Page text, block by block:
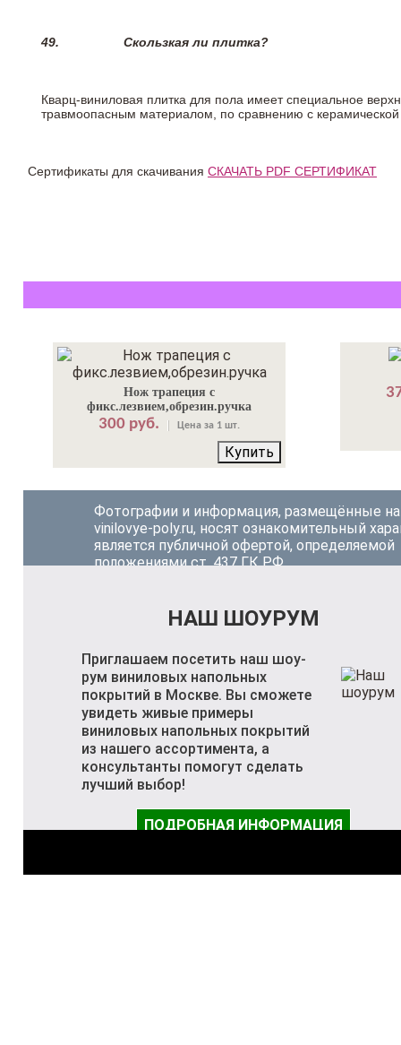
49. Скользкая ли плитка?
Кварц-виниловая плитка для пола имеет специальное
травмоопасным материалом, по сравнению с
Сертификаты для скачивания СКАЧАТЬ PDF СЕРТИФИКАТ
Нож трапеция с
фикс.лезвием,обрезин.ручка
300 руб. Цена за 1 шт.
Купить
Фотографии и информация, размещённые на
vinilovye-poly.ru, носят ознакомительный
является публичной офертой, определяемой
положениями ст. 437 ГК РФ.
НАШ ШОУРУМ
Приглашаем посетить наш шоу-
рум виниловых напольных
покрытий в Москве. Вы сможете
увидеть живые примеры
виниловых напольных покрытий
из нашего ассортимента, а
консультанты помогут сделать
лучший выбор!
ПОДРОБНАЯ ИНФОРМАЦИЯ